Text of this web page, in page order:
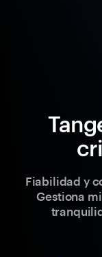
Fiabilidad y
Gestiona